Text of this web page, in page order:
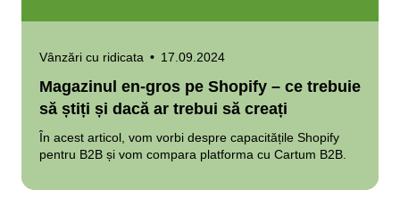
Vânzări cu ridicata • 17.09.2024
Magazinul en-gros pe Shopify – ce trebuie
să știți și dacă ar trebui să creați
În acest articol, vom vorbi despre capacitățile Shopify
pentru B2B și vom compara platforma cu Cartum B2B.